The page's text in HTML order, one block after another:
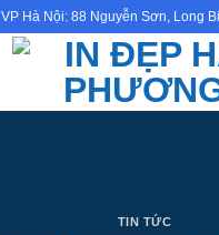
VP Hà Nội: 88 Nguyễn Sơn, Long
TIN TỨC